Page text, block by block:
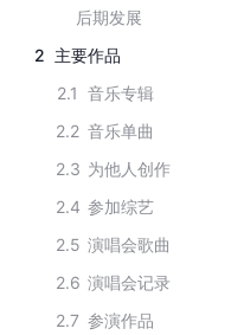
后期发展
2 主要作品
2.1 音乐专辑
2.2 音乐单曲
2.3 为他人创作
2.4 参加综艺
2.5 演唱会歌曲
2.6 演唱会记录
2.7 参演作品